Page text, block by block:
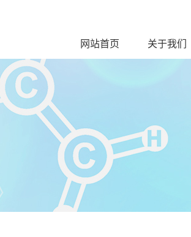
网站首页 关于我们